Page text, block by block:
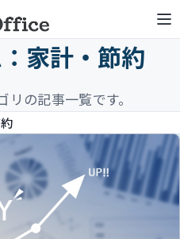
家計・節約
リの記事一覧です。